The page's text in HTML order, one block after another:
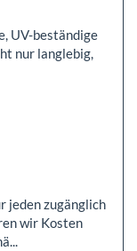
UV-beständige
nur langlebig,
jeden zugänglich
wir Kosten